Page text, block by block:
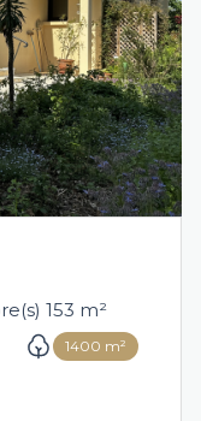
Maison 5 pièce(s) 4 chambre(s) 153 m²
1400 m²